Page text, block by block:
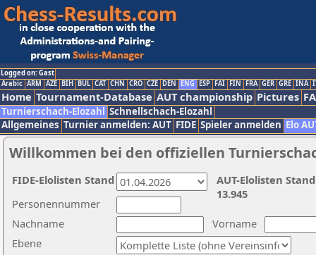
Logged on: Gast
Arabic ARM AZE BIH BUL CAT CHN CRO CZE DEN ENG ESP FAI FIN FRA GER GRE INA
Home Tournament-Database AUT championship Pictures
Turnierschach-Elozahl Schnellschach-Elozahl
Allgemeines Turnier anmelden: AUT FIDE Spieler anmelden Elo
Willkommen bei den offiziellen
Nachname
Vorname
Ebene
Personennummer
AUT-Elolisten
13.945
FIDE-Elolisten Stand